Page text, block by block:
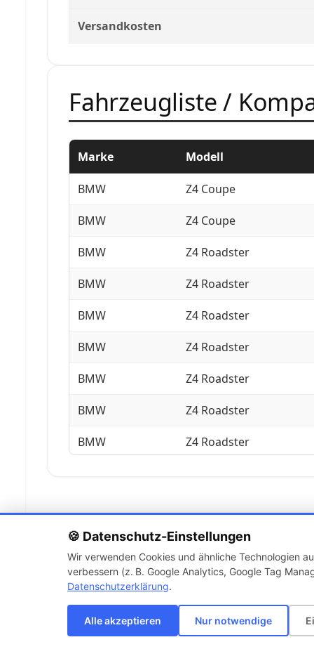
🍪 Datenschutz-Einstellungen
Wir verwenden Cookies und ähnliche Technologien
verbessern (z. B. Google Analytics, Google Tag
Datenschutzerklärung.
Alle akzeptieren Nur notwendige
Versandkosten
Fahrzeugliste /
Marke Modell
BMW Z4 Coupe
BMW Z4 Coupe
BMW Z4 Roadster
BMW Z4 Roadster
BMW Z4 Roadster
BMW Z4 Roadster
BMW Z4 Roadster
BMW Z4 Roadster
BMW Z4 Roadster